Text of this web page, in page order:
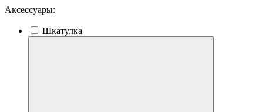
Аксессуары:
Шкатулка